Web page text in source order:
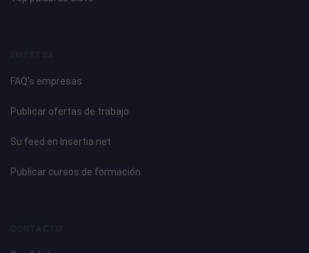
FAQ's empresas
Publicar ofertas de trabajo
Su feed en Insertia.net
Publicar cursos de formación